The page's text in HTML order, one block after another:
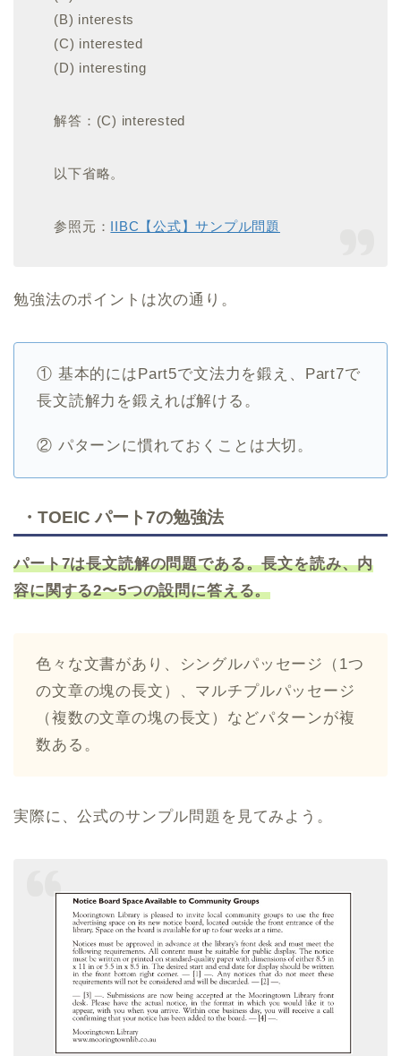
(B) interests
(C) interested
(D) interesting
解答：(C) interested
以下省略。
参照元： IIBC【公式】サンプル問題
勉強法のポイントは次の通り。
① 基本的にはPart5で文法力を鍛え、Part7で
長文読解力を鍛えれば解ける。
② パターンに慣れておくことは大切。
・TOEIC パート7の勉強法
パート7は長文読解の問題である。長文を読み、内
容に関する2〜5つの設問に答える。
色々な文書があり、シングルパッセージ（1つ
の文章の塊の長文）、マルチプルパッセージ
（複数の文章の塊の長文）などパターンが複
数ある。
実際に、公式のサンプル問題を見てみよう。